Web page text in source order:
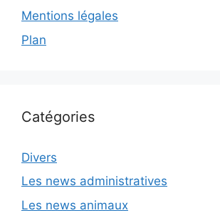
Mentions légales
Plan
Catégories
Divers
Les news administratives
Les news animaux